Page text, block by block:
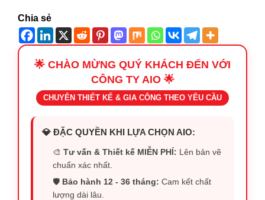
Chia sẻ
🌟 CHÀO MỪNG QUÝ KHÁCH ĐẾN VỚI
CÔNG TY AIO 🌟
CHUYÊN THIẾT KẾ & GIA CÔNG THEO YÊU CẦU
💎 ĐẶC QUYỀN KHI LỰA CHỌN AIO:
🎨Tư vấn & Thiết kế MIỄN PHÍ: Lên bản vẽ
chuẩn xác nhất.
🛡️ Bảo hành 12 - 36 tháng: Cam kết chất
lượng dài lâu.